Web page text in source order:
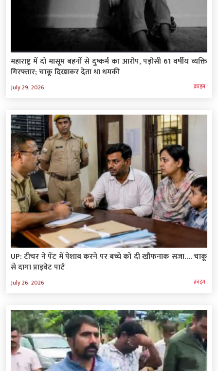
महाराष्ट्र में दो मासूम बहनों से दुष्कर्म का आरोप, पड़ोसी 61 वर्षीय व्यक्ति
गिरफ्तार; चाकू दिखाकर देता था धमकी
July 29, 2026 क्राइम
UP: टीचर ने पेंट में पेशाब करने पर बच्चे को दी खौफनाक सजा…. चाकू
से दागा प्राइवेट पार्ट
July 26, 2026 क्राइम